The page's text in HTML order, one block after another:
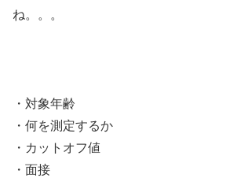
ね。。。
・対象年齢
・何を測定するか
・カットオフ値
・面接